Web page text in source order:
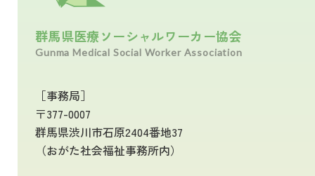
群馬県医療ソーシャルワーカー協会
Gunma Medical Social Worker Association
［事務局］
〒377-0007
群馬県渋川市石原2404番地37
（おがた社会福祉事務所内）